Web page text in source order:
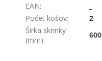
EAN:
Počet košov:
2
Šírka skrinky
(mm):
600